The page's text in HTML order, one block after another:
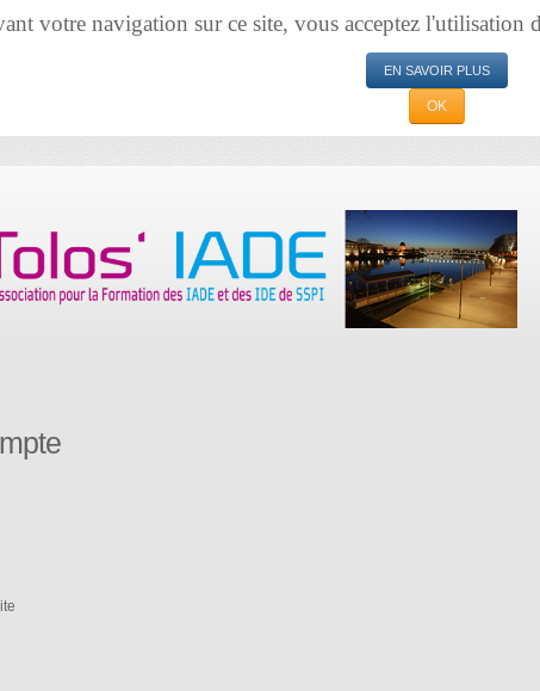
votre navigation sur ce site, vous acceptez l'utilisation
EN SAVOIR PLUS
OK